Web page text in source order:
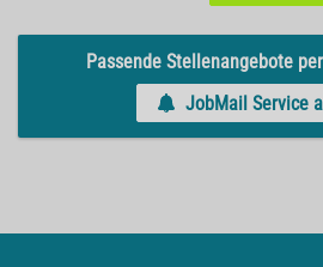
Passende Stellenangebote
JobMail Service